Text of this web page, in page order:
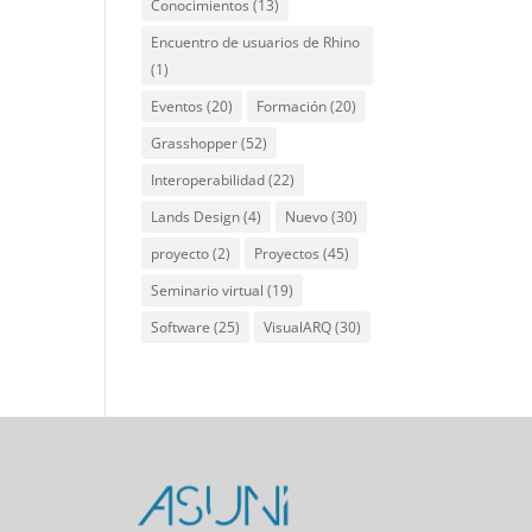
Conocimientos (13)
Encuentro de usuarios de Rhino
(1)
Eventos (20) Formación(20)
Grasshopper(52)
Interoperabilidad(22)
Lands Design(4) Nuevo(30)
proyecto(2) Proyectos (45)
Seminario virtual (19)
Software (25) VisualARQ(30)